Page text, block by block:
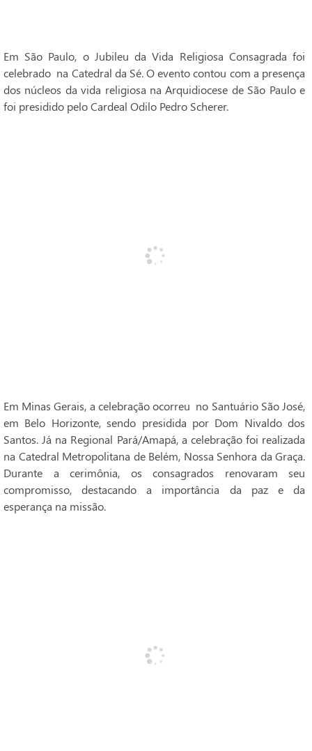
Em São Paulo, o Jubileu da Vida Religiosa Consagrada foi
celebrado na Catedral da Sé. O evento contou com a presença
dos núcleos da vida religiosa na Arquidiocese de São Paulo e
foi presidido pelo Cardeal Odilo Pedro Scherer.
Em Minas Gerais, a celebração ocorreu no Santuário São José,
em Belo Horizonte, sendo presidida por Dom Nivaldo dos
Santos. Já na Regional Pará/Amapá, a celebração foi realizada
na Catedral Metropolitana de Belém, Nossa Senhora da Graça.
Durante a cerimônia, os consagrados renovaram seu
compromisso, destacando a importância da paz e da
esperança na missão.